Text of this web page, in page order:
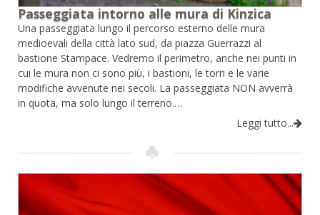
Passeggiata intorno alle mura di Kinzica
Una passeggiata lungo il percorso esterno delle mura
medioevali della città lato sud, da piazza Guerrazzi al
bastione Stampace. Vedremo il perimetro, anche nei punti in
cui le mura non ci sono più, i bastioni, le torri e le varie
modifiche avvenute nei secoli. La passeggiata NON avverrà
in quota, ma solo lungo il terreno.…
Leggi tutto...